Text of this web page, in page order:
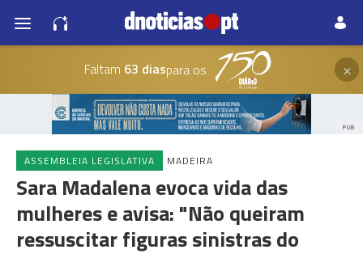
Faltam 63 diaspara os ×
PUB
ASSEMBLEIA LEGISLATIVA MADEIRA
Sara Madalena evoca vida das
mulheres e avisa: "Não queiram
ressuscitar figuras sinistras do